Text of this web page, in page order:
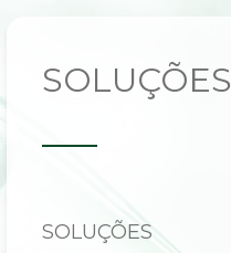
SOLUÇÕES
SOLUÇÕES